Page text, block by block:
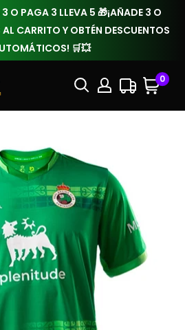
O PAGA 3 LLEVA 5 🎁¡AÑADE 3 O
CARRITO Y OBTÉN DESCUENTOS
🛒💥
0